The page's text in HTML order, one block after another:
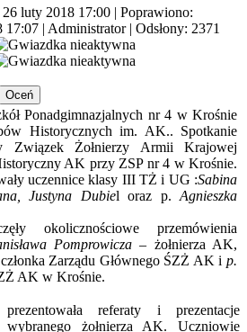
luty 2018 17:00 | Poprawiono:
17:07 | Administrator| Odsłony: 2371
Ponadgimnazjalnych nr 4 w Krośnie
Historycznych im. AK.. Spotkanie
Związek Żołnierzy Armii Krajowej
AK przy ZSP nr 4 w Krośnie.
uczennice klasy III TŻ i UG :Sabina
Justyna Dubiel oraz p.Agnieszka
okolicznościowe przemówienia
Pomprowicza – żołnierza AK,
Zarządu Głównego ŚZŻ AK ip.
AK w Krośnie.
referaty i prezentacje
żołnierza AK. Uczniowie